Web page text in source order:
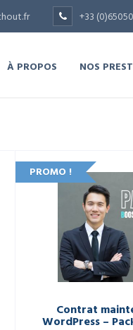
+33
À PROPOS NOS
PROMO !
Contrat
WordPress –